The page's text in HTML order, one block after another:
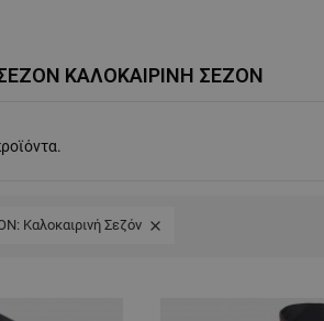
ΚΑΛΟΚΑΙΡΙΝΉ ΣΕΖΌΝ
Καλοκαιρινή Σεζόν 